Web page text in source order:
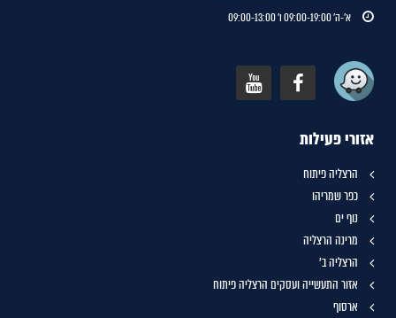
א'-ה' 09:00-19:00 ו' 09:00-13:00
אזורי פעילות
הרצליה פיתוח
כפר שמריהו
נוף ים
מרינה הרצליה
הרצליה ב'
אזור התעשייה ועסקים הרצליה פיתוח
ארסוף